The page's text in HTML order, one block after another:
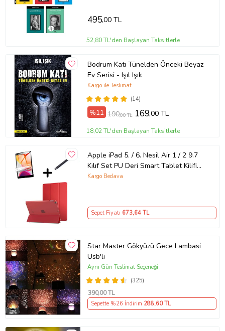
495,00 TL
52,80 TL'den Başlayan Taksitlerle
Bodrum Katı Tünelden Önceki Beyaz
Ev Serisi - Işıl Işık
(14)
Kargo ile Teslimat
%11 190,00 TL 169,00 TL
18,02 TL'den Başlayan Taksitlerle
Apple iPad 5. / 6. Nesil Air 1 / 2 9.7
Kılıf Set PU Deri Smart Tablet Kilifi
Ekr (Kırmızı)
Kargo Bedava
Sepet Fiyatı 673,64 TL
Star Master Gökyüzü Gece Lambasi
Usb'li
(325)
Aynı Gün Teslimat Seçeneği
390,00 TL
Sepette %26 İndirim 288,60 TL